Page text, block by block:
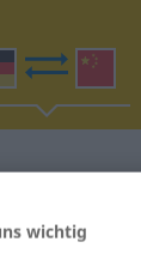
wichtig